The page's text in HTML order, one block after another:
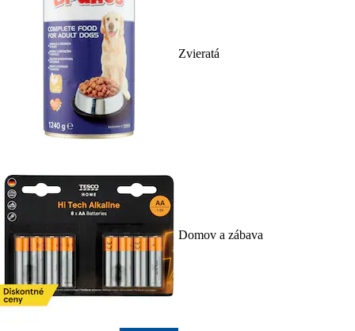
Zvieratá
Domov a zábava